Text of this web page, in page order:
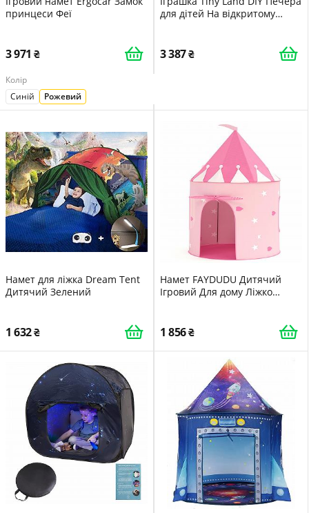
принцеси Феї
3 971
Колір
Синій
Рожевий
для дітей На відкритому
3 387
Намет для ліжка Dream Tent
Дитячий Зелений
1 632
Намет FAYDUDU Дитячий
Ігровий Для дому Ліжко
1 856